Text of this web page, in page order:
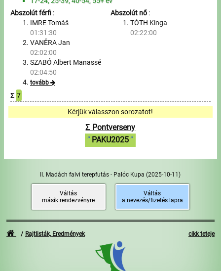
Rendező, szervező
Kapcsolat
Írjon nekünk!
Partnerek, támogatók
Abszolút férfi :
IMRE Tomáš
01:31:30
VANĚRA Jan
02:02:00
SZABÓ Albert Manassé
02:04:50
tovább
Abszolút nő:
TÓTH Kinga
02:22:00
Σ 7
Kérjük válasszon sorozatot!
Σ Pontverseny
PAKU2025
II. Madách falvi terepfutás - Palóc Kupa(2025-10-11)
Váltás
másik rendezvényre
Váltás
a nevezés/fizetés lapra
cikk teteje
Rajtlisták, Eredmények